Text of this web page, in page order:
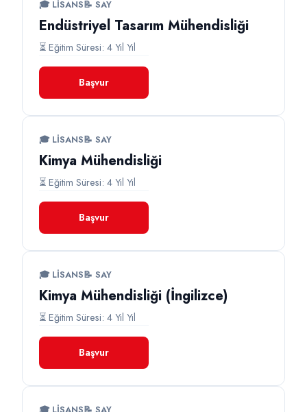
🎓 LISANS📝 SAY
Endüstriyel Tasarım Mühendisliği
⏳ Eğitim Süresi: 4 Yıl Yıl
Başvur
🎓 LISANS📝 SAY
Kimya Mühendisliği
⏳ Eğitim Süresi: 4 Yıl Yıl
Başvur
🎓 LISANS📝 SAY
Kimya Mühendisliği (İngilizce)
⏳ Eğitim Süresi: 4 Yıl Yıl
Başvur